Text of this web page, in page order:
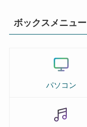
ボックスメニュー
パソコン